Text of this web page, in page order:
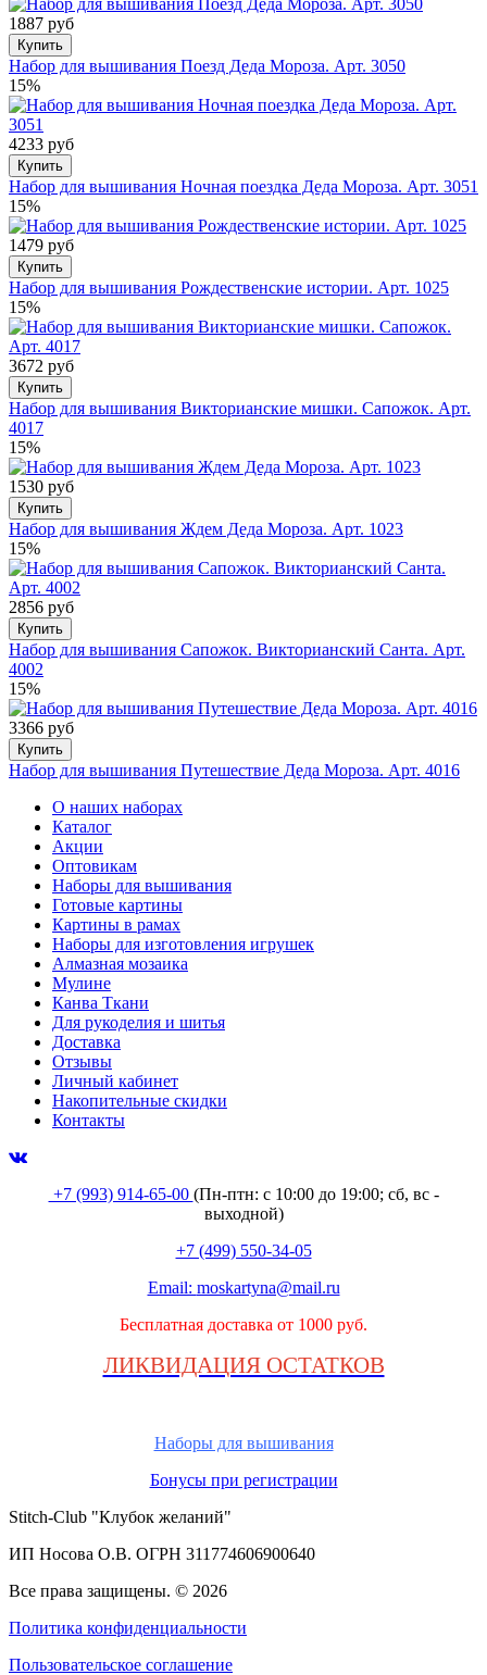
1887 руб
Купить
Набор для вышивания Поезд Деда Мороза. Арт. 3050
15%
4233 руб
Купить
Набор для вышивания Ночная поездка Деда Мороза. Арт. 3051
15%
1479 руб
Купить
Набор для вышивания Рождественские истории. Арт. 1025
15%
3672 руб
Купить
Набор для вышивания Викторианские мишки. Сапожок. Арт.
4017
15%
1530 руб
Купить
Набор для вышивания Ждем Деда Мороза. Арт. 1023
15%
2856 руб
Купить
Набор для вышивания Сапожок. Викторианский Санта. Арт.
4002
15%
3366 руб
Купить
Набор для вышивания Путешествие Деда Мороза. Арт. 4016
О наших наборах
Каталог
Акции
Оптовикам
Наборы для вышивания
Готовые картины
Картины в рамах
Наборы для изготовления игрушек
Алмазная мозаика
Мулине
Канва Ткани
Для рукоделия и шитья
Доставка
Отзывы
Личный кабинет
Накопительные скидки
Контакты
+7 (993) 914-65-00 (Пн-птн: с10:00 до 19:00; сб, вс -
выходной)
+7 (499) 550-34-05
Email: moskartyna@mail.ru
Бесплатная доставка от 1000 руб.
ЛИКВИДАЦИЯ ОСТАТКОВ
Наборы для вышивания
Бонусы при регистрации
Stitch-Club "Клубок желаний"
ИП Носова О.В. ОГРН 311774606900640
Все права защищены. © 2026
Политика конфиденциальности
Пользовательское соглашение